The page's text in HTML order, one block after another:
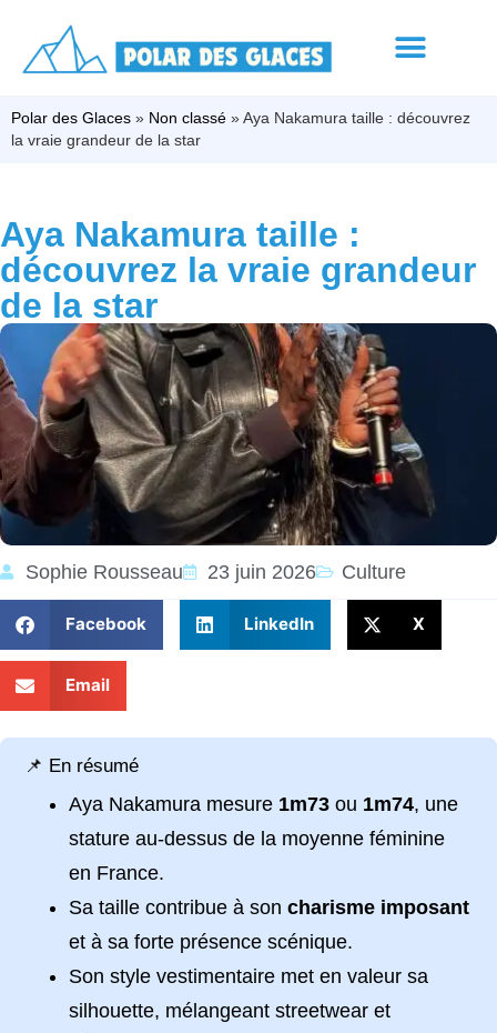
Polar des Glaces » Non classé » Aya Nakamura taille : découvrez
la vraie grandeur de la star
Aya Nakamura taille :
découvrez la vraie grandeur
de la star
Sophie Rousseau 23 juin 2026 Culture
Facebook LinkedIn X
Email
📌 En résumé
Aya Nakamura mesure 1m73 ou 1m74, une
stature au-dessus de la moyenne féminine
en France.
Sa taille contribue à soncharisme imposant
et à sa forte présence scénique.
Son style vestimentaire met en valeur sa
silhouette, mélangeant streetwear et